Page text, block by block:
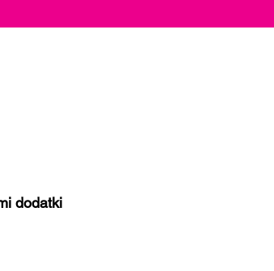
dodatki